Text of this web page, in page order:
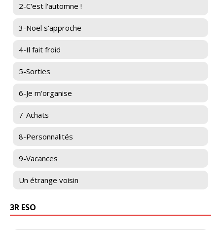
2-C'est l'automne !
3-Noël s'approche
4-Il fait froid
5-Sorties
6-Je m'organise
7-Achats
8-Personnalités
9-Vacances
Un étrange voisin
3R ESO